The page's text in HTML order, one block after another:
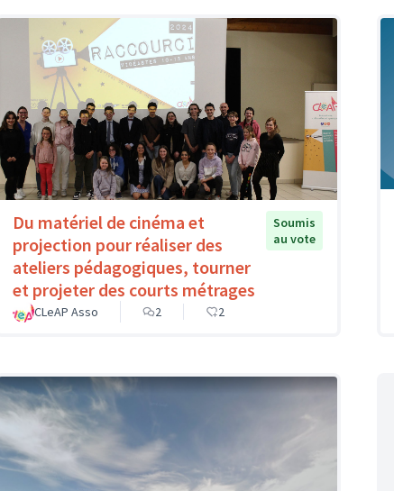
Du matériel de cinéma et
projection pour réaliser des
ateliers pédagogiques, tourner
et projeter des courts métrages
Soumis
au vote
CLeAP Asso 2 2